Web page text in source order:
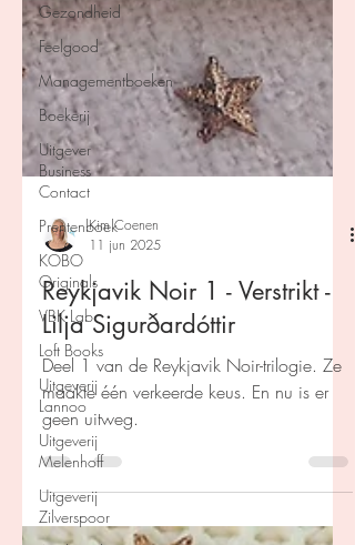
Gezondheid
Feelgood
Managementboeken
Boekerij
Uitgever
Business
Contact
Prentenboek
KOBO
Originals
VBK Lab
Loft Books
Uitgeverij
Lannoo
Uitgeverij
Melenhoff
Uitgeverij
Zilverspoor
Kim Coenen
11 jun 2025
Reykjavik Noir 1 - Verstrikt -
Lilja Sigurðardóttir
Deel 1 van de Reykjavik Noir-trilogie. Ze
maakte één verkeerde keus. En nu is er
geen uitweg.